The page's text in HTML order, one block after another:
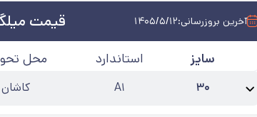
قیمت آخرین بروزرسانی:۱۴۰۵/۵/۱۲
سایز استاندارد محل
۳۰ A۱ کاشان